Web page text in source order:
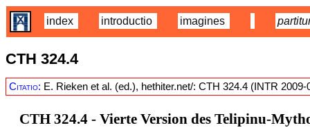
index introductio imagines
CTH 324.4
Citatio: E. Rieken et al. (ed.), hethiter.net/: CTH 324.4 (INTR 2009-
CTH 324.4 - Vierte Version des Telipinu-